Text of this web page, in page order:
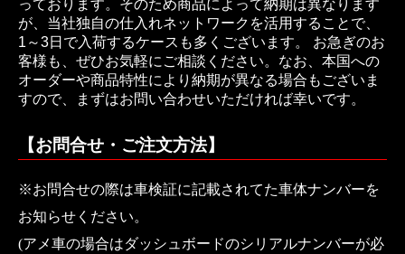
っております。そのため商品によって納期は異なります
が、当社独自の仕入れネットワークを活用することで、
1～3日で入荷するケースも多くございます。 お急ぎのお
客様も、ぜひお気軽にご相談ください。なお、本国への
オーダーや商品特性により納期が異なる場合もございま
すので、まずはお問い合わせいただければ幸いです。
【お問合せ・ご注文方法】
※お問合せの際は車検証に記載されてた車体ナンバーを
お知らせください。
(アメ車の場合はダッシュボードのシリアルナンバーが必